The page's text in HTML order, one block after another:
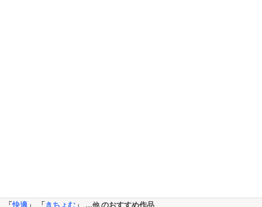
「快適 」 「 きちょむ 」 のおすすめ作品